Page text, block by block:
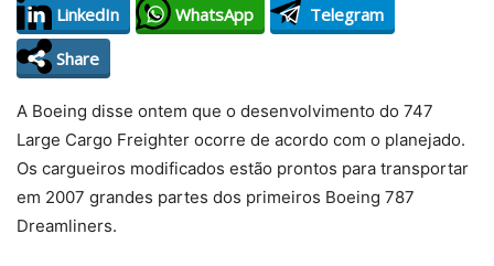
LinkedIn
WhatsApp
Telegram
Share
A Boeing disse ontem que o desenvolvimento do 747
Large Cargo Freighter ocorre de acordo com o planejado.
Os cargueiros modificados estão prontos para transportar
em 2007 grandes partes dos primeiros Boeing 787
Dreamliners.